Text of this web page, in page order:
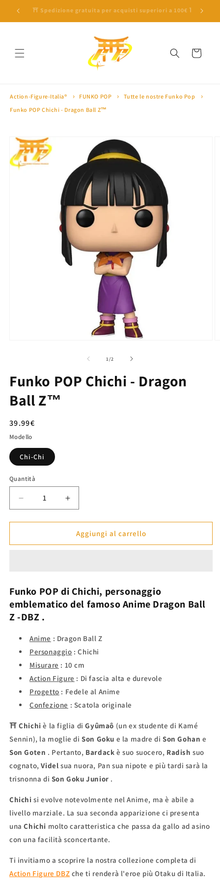
direttamente🎁 10% di sconto con il codice 'SAKURA10' 🎁 🏅
Carrello
Action-Figure-Italia® FUNKO POP
Tutte le nostre Funko Pop
Funko POP Chichi - Dragon Ball Z™
Passa alle
informazioni
sul prodotto
1/su
2
Funko POP Chichi - Dragon
Ball Z™
Prezzo
di
listino
39.99€
Modello
Chi-Chi
Quantità
Diminuisci
quantità
per
POP
Z™
Aumenta
quantità
per
Funko
POP
Ball
Z™
Aggiungi al carrello
Funko POP di Chichi, personaggio
emblematico del famoso Anime Dragon Ball
Z -DBZ .
Anime : Dragon Ball Z
Personaggio : Chichi
Misurare : 10 cm
Action Figure : Di fascia alta e durevole
Progetto : Fedele al Anime
Confezione : Scatola originale
⛩Chichi è la figlia diGyûmaô (un ex studente di Kamé
Sennin), la moglie diSon Goku e la madre diSon Gohan e
Son Goten . Pertanto, Bardack è suo suocero, Radish suo
cognato,Videl sua nuora, Pan sua nipote e più tardi sarà la
trisnonna di Son Goku Junior .
Chichi si evolve notevolmente nel Anime, ma è abile a
livello marziale. La sua seconda apparizione ci presenta
unaChichi molto caratteristica che passa da gallo ad asino
con una facilità sconcertante.
Ti invitiamo a scoprire la nostra collezione completa di
Action Figure DBZ che ti renderà l'eroe più Otaku di Italia.